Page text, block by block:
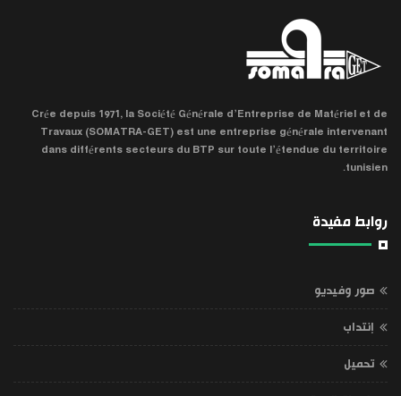
Crée depuis 1971, la Société Générale d’Entreprise de Matériel et de
Travaux (SOMATRA-GET) est une entreprise générale intervenant
dans différents secteurs du BTP sur toute l’étendue du territoire
tunisien.
روابط مفيدة
صور وفيديو
إنتداب
تحميل